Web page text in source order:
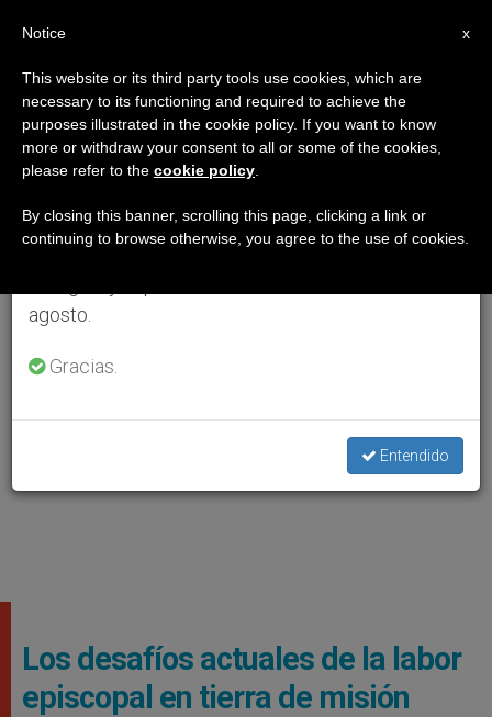
Los desafíos actuales de la labor
episcopal en tierra de misión
×
Aviso importante
Del 27 de julio al 7 de agosto haremos la pausa
anual, aprovechando que en el periodo de verano
se generan menos informaciones y también el
agosto.
Gracias.
Entendido
x
Notice
This website or its third party tools use cookies, which are
necessary to its functioning and required to achieve the
purposes illustrated in the cookie policy. If you want to know
more or withdraw your consent to all or some of the cookies,
please refer to the cookie policy
By closing this banner, scrolling this page, clicking a link or
continuing to browse otherwise, you agree to the use of cookies.